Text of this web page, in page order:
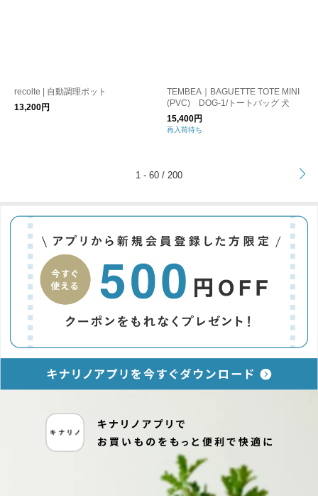
recolte | 自動調理ポット
13,200円
TEMBEA｜BAGUETTE TOTE MINI
(PVC) DOG-1/トートバッグ 犬
15,400円
再入荷待ち
1 - 60 / 200